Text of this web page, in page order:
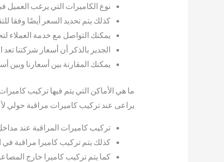
نوع الكاميرات التي يرغب العميل
كذلك يتم تحديد السعر أيضًا وفقا
يمكنك التواصل مع خدمة العملاء
الجدير بالذكر أن أسعار شركتنا
يمكنك المقارنة بين أسعارنا وبين
ما هي الأماكن التي يتم فيها تركيب
يراعى عند تركيب كاميرات مراقبة حولي
تركيب كاميرات المراقبة عند
كذلك يتم تركيب كاميرا مراقبة
كما يتم تركيب كاميرا خارج